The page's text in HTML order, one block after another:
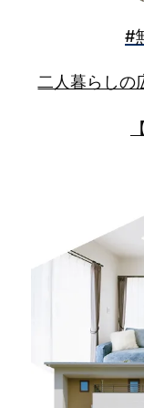
・お客様の情報機
・当社の運営する
ステム、プラット
（web beacon）
報など、お客様が
動的に収集、保管
なお、当社は他の
含む）を取得し、
利用する場合が
社システムを通じ
者をいいます。
個人情報の利用
#
二人暮らしの